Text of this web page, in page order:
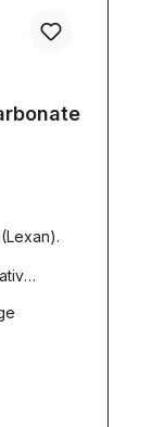
Die